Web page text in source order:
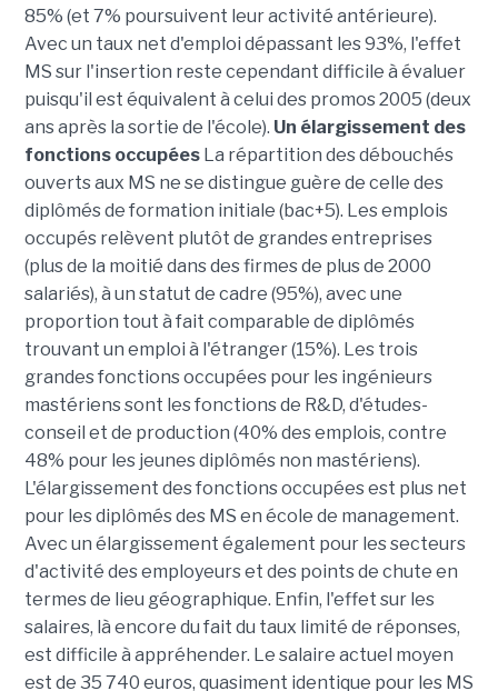
85% (et 7% poursuivent leur activité antérieure).
Avec un taux net d'emploi dépassant les 93%, l'effet
MS sur l'insertion reste cependant difficile à évaluer
puisqu'il est équivalent à celui des promos 2005 (deux
ans après la sortie de l'école). Un élargissement des
fonctions occupéesLa répartition des débouchés
ouverts aux MS ne se distingue guère de celle des
diplômés de formation initiale (bac+5). Les emplois
occupés relèvent plutôt de grandes entreprises
(plus de la moitié dans des firmes de plus de 2000
salariés), à un statut de cadre (95%), avec une
proportion tout à fait comparable de diplômés
trouvant un emploi à l'étranger (15%). Les trois
grandes fonctions occupées pour les ingénieurs
mastériens sont les fonctions de R&D, d'études-
conseil et de production (40% des emplois, contre
48% pour les jeunes diplômés non mastériens).
L'élargissement des fonctions occupées est plus net
pour les diplômés des MS en école de management.
Avec un élargissement également pour les secteurs
d'activité des employeurs et des points de chute en
termes de lieu géographique. Enfin, l'effet sur les
salaires, là encore du fait du taux limité de réponses,
est difficile à appréhender. Le salaire actuel moyen
est de 35 740 euros, quasiment identique pour les MS